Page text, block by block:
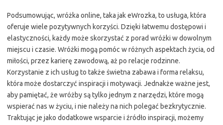
Podsumowując, wróżka online, taka jak eWrozka, to usługa, która
oferuje wiele pozytywnych korzyści. Dzięki łatwemu dostępowi i
elastyczności, każdy może skorzystać z porad wróżki w dowolnym
miejscu i czasie. Wróżki mogą pomóc w różnych aspektach życia, od
miłości, przez karierę zawodową, aż po relacje rodzinne.
Korzystanie z ich usług to także świetna zabawa i forma relaksu,
która może dostarczyć inspiracji i motywacji. Jednakże ważne jest,
aby pamiętać, że wróżby są tylko jednym z narzędzi, które mogą
wspierać nas w życiu, i nie należy na nich polegać bezkrytycznie.
Traktując je jako dodatkowe wsparcie i źródło inspiracji, możemy